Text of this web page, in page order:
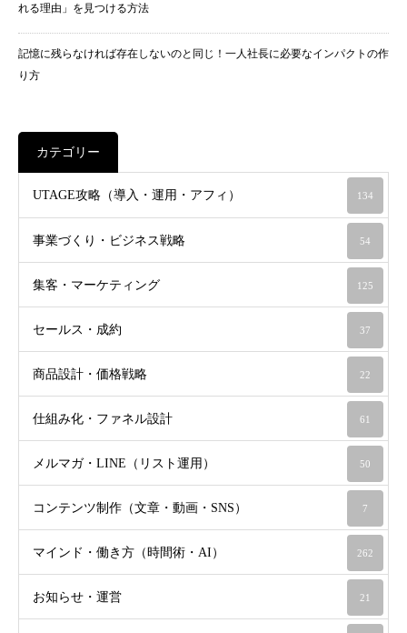
れる理由」を見つける方法
記憶に残らなければ存在しないのと同じ！一人社長に必要なインパクトの作
り方
カテゴリー
UTAGE攻略（導入・運用・アフィ） 134
事業づくり・ビジネス戦略 54
集客・マーケティング 125
セールス・成約 37
商品設計・価格戦略 22
仕組み化・ファネル設計 61
メルマガ・LINE（リスト運用） 50
コンテンツ制作（文章・動画・SNS） 7
マインド・働き方（時間術・AI） 262
お知らせ・運営 21